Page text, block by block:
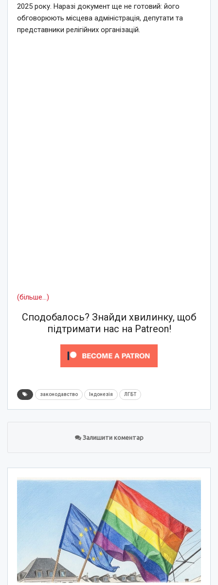
2025 року. Наразі документ ще не готовий: його
обговорюють місцева адміністрація, депутати та
представники релігійних організацій.
(більше…)
Сподобалось? Знайди хвилинку, щоб
підтримати нас на Patreon!
законодавство Індонезія ЛГБТ
Залишити коментар